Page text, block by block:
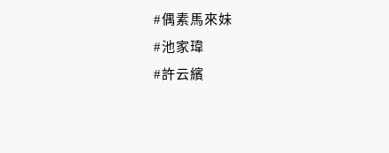
#偶素馬來妹
#池家瑋
#許云繽